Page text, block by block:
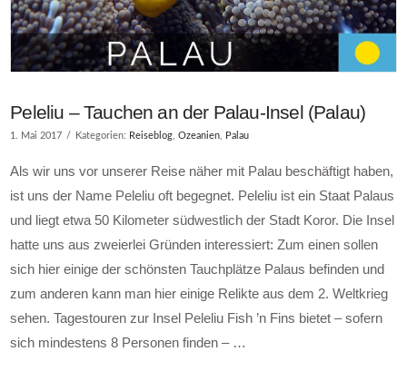
Peleliu – Tauchen an der Palau-Insel (Palau)
1. Mai 2017 Kategorien: Reiseblog ,Ozeanien Palau
Als wir uns vor unserer Reise näher mit Palau beschäftigt haben,
ist uns der Name Peleliu oft begegnet. Peleliu ist ein Staat Palaus
und liegt etwa 50 Kilometer südwestlich der Stadt Koror. Die Insel
hatte uns aus zweierlei Gründen interessiert: Zum einen sollen
sich hier einige der schönsten Tauchplätze Palaus befinden und
zum anderen kann man hier einige Relikte aus dem 2. Weltkrieg
sehen. Tagestouren zur Insel Peleliu Fish ’n Fins bietet – sofern
sich mindestens 8 Personen finden – …